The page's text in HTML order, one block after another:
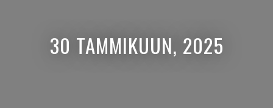
30 TAMMIKUUN, 2025